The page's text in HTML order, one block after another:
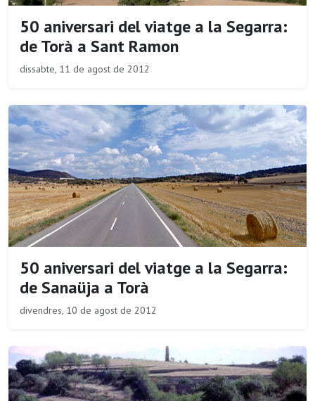
50 aniversari del viatge a la Segarra:
de Torà a Sant Ramon
dissabte, 11 de agost de 2012
50 aniversari del viatge a la Segarra:
de Sanaüja a Torà
divendres, 10 de agost de 2012